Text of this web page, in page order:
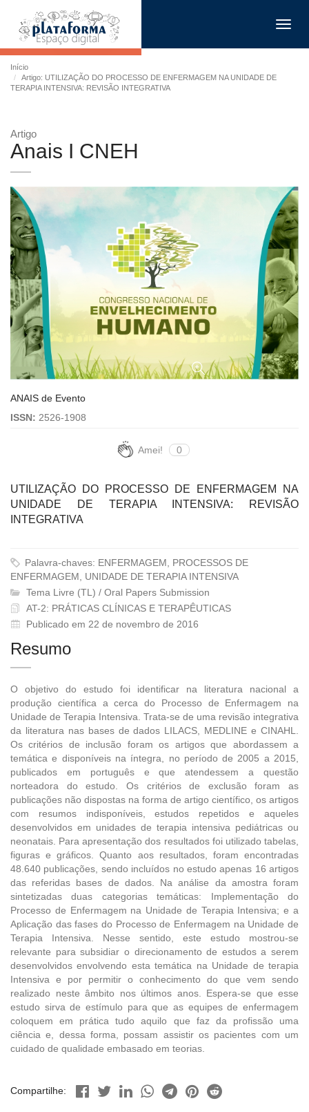
Início
Artigo: UTILIZAÇÃO DO PROCESSO DE ENFERMAGEM NA UNIDADE DE
TERAPIA INTENSIVA: REVISÃO INTEGRATIVA
Artigo
Anais I CNEH
ANAIS de Evento
ISSN: 2526-1908
Amei! 0
UTILIZAÇÃO DO PROCESSO DE ENFERMAGEM NA
UNIDADE DE TERAPIA INTENSIVA: REVISÃO
INTEGRATIVA
Palavra-chaves: ENFERMAGEM, PROCESSOS DE
ENFERMAGEM, UNIDADE DE TERAPIA INTENSIVA
Tema Livre (TL) / Oral Papers Submission
AT-2: PRÁTICAS CLÍNICAS E TERAPÊUTICAS
Publicado em 22 de novembro de 2016
Resumo
O objetivo do estudo foi identificar na literatura nacional a
produção científica a cerca do Processo de Enfermagem na
Unidade de Terapia Intensiva. Trata-se de uma revisão integrativa
da literatura nas bases de dados LILACS, MEDLINE e CINAHL.
Os critérios de inclusão foram os artigos que abordassem a
temática e disponíveis na íntegra, no período de 2005 a 2015,
publicados em português e que atendessem a questão
norteadora do estudo. Os critérios de exclusão foram as
publicações não dispostas na forma de artigo científico, os artigos
com resumos indisponíveis, estudos repetidos e aqueles
desenvolvidos em unidades de terapia intensiva pediátricas ou
neonatais. Para apresentação dos resultados foi utilizado tabelas,
figuras e gráficos. Quanto aos resultados, foram encontradas
48.640 publicações, sendo incluídos no estudo apenas 16 artigos
das referidas bases de dados. Na análise da amostra foram
sintetizadas duas categorias temáticas: Implementação do
Processo de Enfermagem na Unidade de Terapia Intensiva; e a
Aplicação das fases do Processo de Enfermagem na Unidade de
Terapia Intensiva. Nesse sentido, este estudo mostrou-se
relevante para subsidiar o direcionamento de estudos a serem
desenvolvidos envolvendo esta temática na Unidade de terapia
Intensiva e por permitir o conhecimento do que vem sendo
realizado neste âmbito nos últimos anos. Espera-se que esse
estudo sirva de estímulo para que as equipes de enfermagem
coloquem em prática tudo aquilo que faz da profissão uma
ciência e, dessa forma, possam assistir os pacientes com um
cuidado de qualidade embasado em teorias.
Compartilhe: